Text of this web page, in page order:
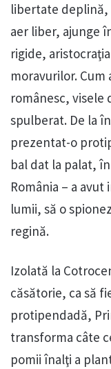
libertate
aer liber, ajunge
rigide,
moravurilor.
românesc, visele
spulberat. De la
prezentat-o
bal dat la palat,
România – a
lumii, să o
regină.
Izolată la
căsătorie, ca să
protipendadă,
transforma câte
pomii înalţi a